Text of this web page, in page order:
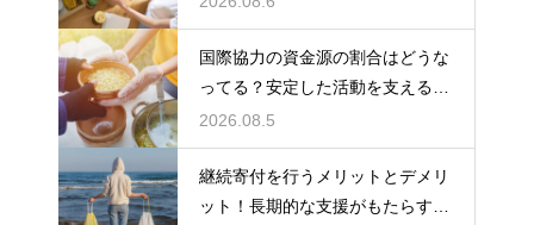
国際協力の資金源の割合はどうな
ってる？安定した活動を支えるお
金の裏側
2026.08.5
継続寄付を行うメリットとデメリ
ット！長期的な支援がもたらす影